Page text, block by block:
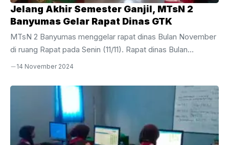
Jelang Akhir Semester Ganjil, MTsN 2
Banyumas Gelar Rapat Dinas GTK
MTsN 2 Banyumas menggelar rapat dinas Bulan November
di ruang Rapat pada Senin (11/11). Rapat dinas Bulan
November yang dihadiri oleh seluruh tenaga pendidik dan
diantaranya kegiatan-kegiatan yang sebentar lagi akan
dilaksanakan dalam waktu dekat yaitu Sumatif Akhir
Semester (SAS) untuk kelas VII dan VIII, Ulangan Akhir
Semester (UAS), persiapan pelaksanaan Hari Amal Bakti
(HAB) Kemenag, Outing Class dan beberapa kegiatan lain,
14 November 2024